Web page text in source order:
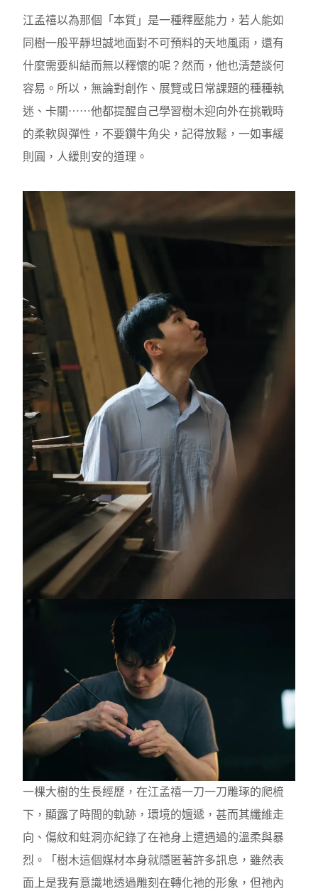
江孟禧以為那個「本質」是一種釋壓能力，若人能如
同樹一般平靜坦誠地面對不可預料的天地風雨，還有
什麼需要糾結而無以釋懷的呢？然而，他也清楚談何
容易。所以，無論對創作、展覽或日常課題的種種執
迷、卡關⋯⋯他都提醒自己學習樹木迎向外在挑戰時
的柔軟與彈性，不要鑽牛角尖，記得放鬆，一如事緩
則圓，人緩則安的道理。
一棵大樹的生長經歷，在江孟禧一刀一刀雕琢的爬梳
下，顯露了時間的軌跡，環境的嬗遞，甚而其纖維走
向、傷紋和蛀洞亦紀錄了在祂身上遭遇過的溫柔與暴
烈。「樹木這個媒材本身就隱匿著許多訊息，雖然表
面上是我有意識地透過雕刻在轉化祂的形象，但祂內